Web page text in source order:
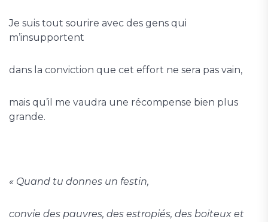
Je suis tout sourire avec des gens qui
m’insupportent
dans la conviction que cet effort ne sera pas vain,
mais qu’il me vaudra une récompense bien plus
grande.
« Quand tu donnes un festin,
convie des pauvres, des estropiés, des boiteux et